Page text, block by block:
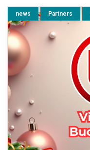
news Partners